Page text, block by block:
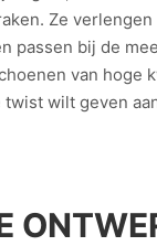
Ze
passen bij de
van
wilt geven